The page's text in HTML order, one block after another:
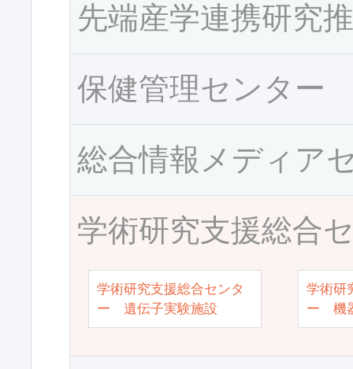
先端産学連携研究
保健管理センター
総合情報メディア
学術研究支援総合
学術研究支援総合センタ
ー 遺伝子実験施設
学術研
ー 機